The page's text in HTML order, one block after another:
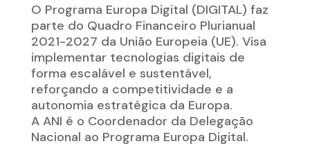
O Programa Europa Digital (DIGITAL) faz
parte do Quadro Financeiro Plurianual
2021-2027 da União Europeia (UE). Visa
implementar tecnologias digitais de
forma escalável e sustentável,
reforçando a competitividade e a
autonomia estratégica da Europa.
A ANI é o Coordenador da Delegação
Nacional ao Programa Europa Digital.